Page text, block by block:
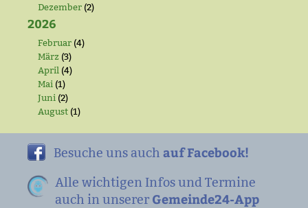
Dezember (2)
2026
Februar (4)
März (3)
April (4)
Mai (1)
Juni (2)
August (1)
Besuche uns auch auf Facebook!
Alle wichtigen Infos und Termine
auch in unserer Gemeinde24-App